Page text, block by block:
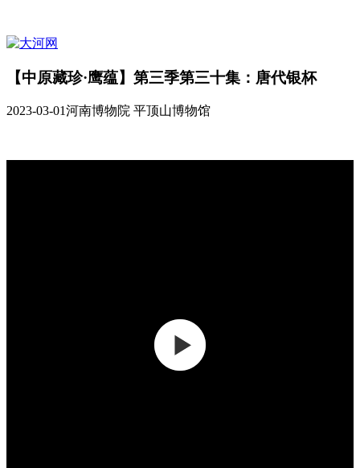
【中原藏珍·鹰蕴】第三季第三十集：唐代银杯
2023-03-01河南博物院 平顶山博物馆